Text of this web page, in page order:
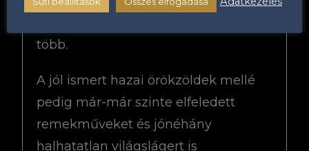
több.
A jól ismert hazai örökzöldek mellé
pedig már-már szinte elfeledett
remekműveket és jónéhány
halhatatlan világslágert is